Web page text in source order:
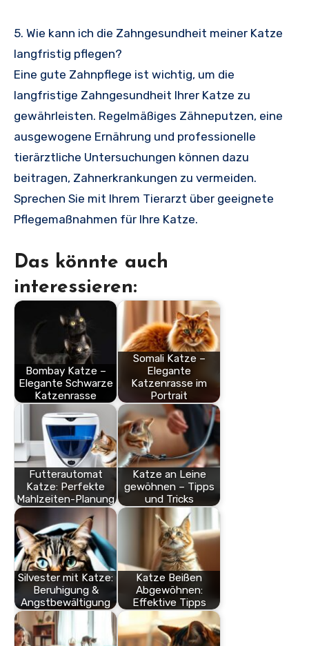
5. Wie kann ich die Zahngesundheit meiner Katze
langfristig pflegen?
Eine gute Zahnpflege ist wichtig, um die
langfristige Zahngesundheit Ihrer Katze zu
gewährleisten. Regelmäßiges Zähneputzen, eine
ausgewogene Ernährung und professionelle
tierärztliche Untersuchungen können dazu
beitragen, Zahnerkrankungen zu vermeiden.
Sprechen Sie mit Ihrem Tierarzt über geeignete
Pflegemaßnahmen für Ihre Katze.
Das könnte auch
interessieren:
Bombay Katze –
Elegante Schwarze
Katzenrasse
Somali Katze –
Elegante
Katzenrasse im
Portrait
Futterautomat
Katze: Perfekte
Mahlzeiten-Planung
Katze an Leine
gewöhnen – Tipps
und Tricks
Silvester mit Katze:
Beruhigung &
Angstbewältigung
Katze Beißen
Abgewöhnen:
Effektive Tipps